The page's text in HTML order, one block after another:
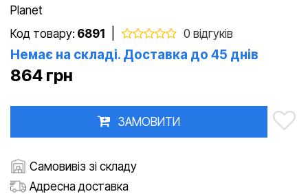
Planet
Код товару: 6891 0 відгуків
Немає на складі. Доставка до 45 днів
864 грн
ЗАМОВИТИ
Самовивіз зі складу
Адресна доставка